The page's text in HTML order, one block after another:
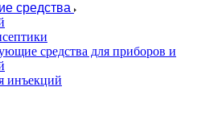
средства
средства для приборов и
инъекций